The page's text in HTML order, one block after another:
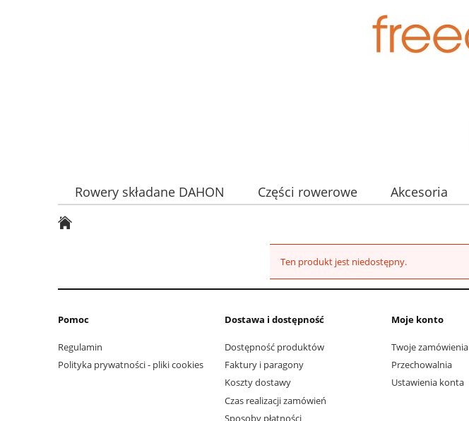
Rowery składane DAHON Części rowerowe Akcesoria
Ten produkt jest niedostępny.
Pomoc
Regulamin
Polityka prywatności - pliki cookies
Dostawa i dostępność
Dostępność produktów
Faktury i paragony
Koszty dostawy
Czas realizacji zamówień
Sposoby płatności
Moje konto
Twoje zamówienia
Przechowalnia
Ustawienia konta